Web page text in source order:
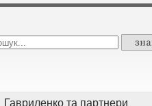
Гавриленко та партнери